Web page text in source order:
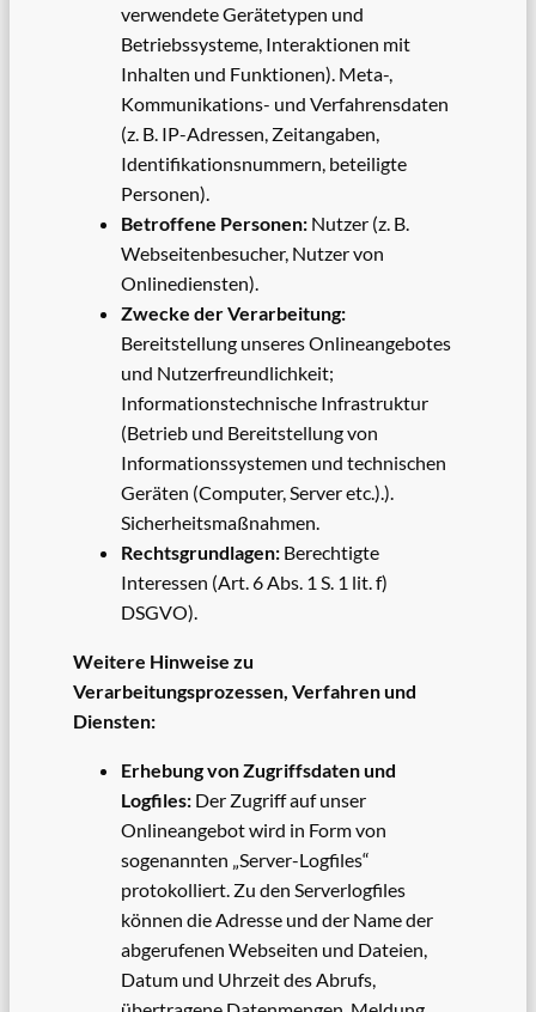
verwendete Gerätetypen und
Betriebssysteme, Interaktionen mit
Inhalten und Funktionen). Meta-,
Kommunikations- und Verfahrensdaten
(z. B. IP-Adressen, Zeitangaben,
Identifikationsnummern, beteiligte
Personen).
Betroffene Personen:Nutzer (z. B.
Webseitenbesucher, Nutzer von
Onlinediensten).
Zwecke der Verarbeitung:
Bereitstellung unseres Onlineangebotes
und Nutzerfreundlichkeit;
Informationstechnische Infrastruktur
(Betrieb und Bereitstellung von
Informationssystemen und technischen
Geräten (Computer, Server etc.).).
Sicherheitsmaßnahmen.
Rechtsgrundlagen:Berechtigte
Interessen (Art. 6 Abs. 1 S. 1 lit. f)
DSGVO).
Weitere Hinweise zu
Verarbeitungsprozessen, Verfahren und
Diensten:
Erhebung von Zugriffsdaten und
Logfiles: Der Zugriff auf unser
Onlineangebot wird in Form von
sogenannten „Server-Logfiles“
protokolliert. Zu den Serverlogfiles
können die Adresse und der Name der
abgerufenen Webseiten und Dateien,
Datum und Uhrzeit des Abrufs,